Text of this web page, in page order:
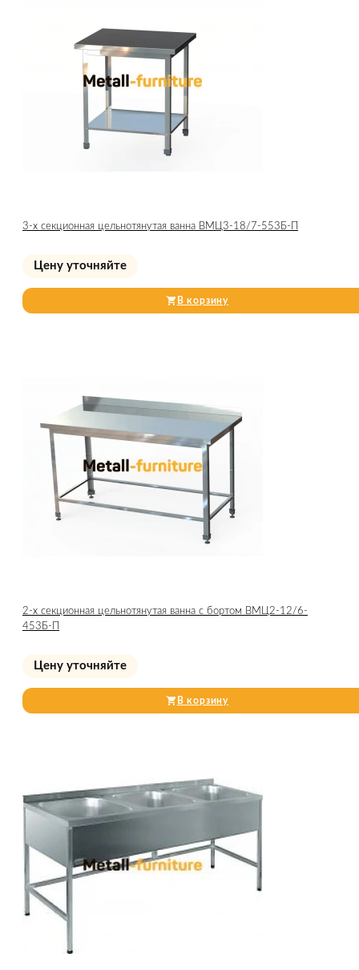
3-х секционная цельнотянутая ванна ВМЦ3-18/7-553Б-П
Цену уточняйте
В корзину
2-х секционная цельнотянутая ванна с бортом ВМЦ2-12/6-
453Б-П
Цену уточняйте
В корзину